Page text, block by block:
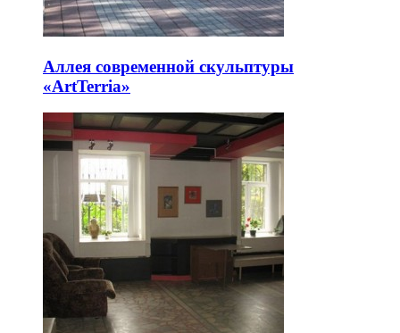
Аллея современной скульптуры
«ArtTerria»